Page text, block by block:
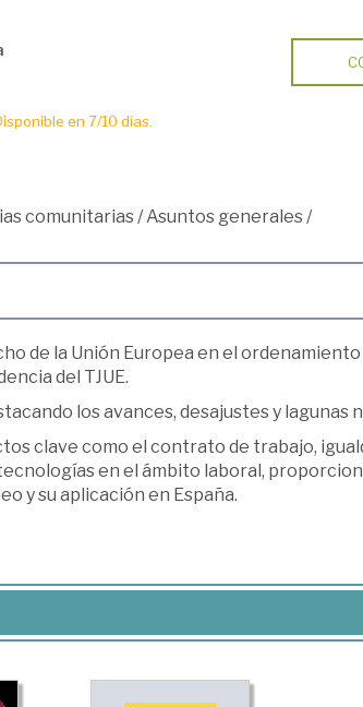
en 7/10 días.
comunitarias/Asuntos generales/
de la Unión Europea en el
del TJUE.
los avances, desajustes y lagunas
clave como el contrato de trabajo,
en el ámbito laboral,
y su aplicación en España.